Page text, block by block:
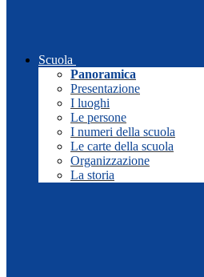
Scuola
Panoramica
Presentazione
I luoghi
Le persone
I numeri della scuola
Le carte della scuola
Organizzazione
La storia